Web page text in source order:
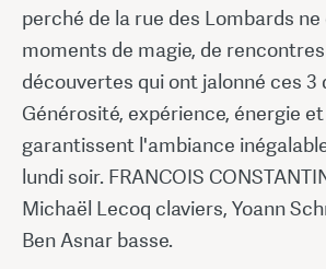
perché de la rue des Lombards
moments de magie, de
découvertes qui ont jalonné ces 3
Générosité, expérience, énergie
garantissent l'ambiance
lundi soir. FRANCOIS
Michaël Lecoq claviers, Yoann
Ben Asnar basse.